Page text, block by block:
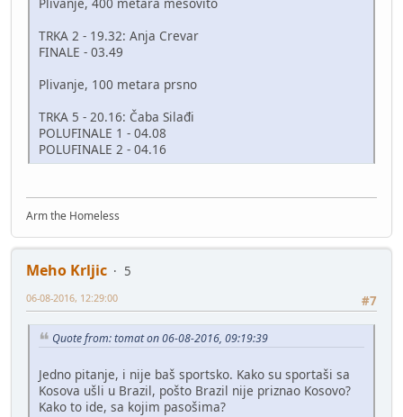
TRKA 2 - 19.32: Anja Crevar
FINALE - 03.49
Plivanje, 100 metara prsno
TRKA 5 - 20.16: Čaba Silađi
POLUFINALE 1 - 04.08
POLUFINALE 2 - 04.16
Arm the Homeless
Meho Krljic
5
#7
06-08-2016, 12:29:00
Quote from: tomat on 06-08-2016, 09:19:39
Jedno pitanje, i nije baš sportsko. Kako su sportaši sa
Kosova ušli u Brazil, pošto Brazil nije priznao Kosovo?
Kako to ide, sa kojim pasošima?